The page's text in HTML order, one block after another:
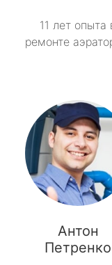
11 лет опыта
ремонте
Антон
Петренко